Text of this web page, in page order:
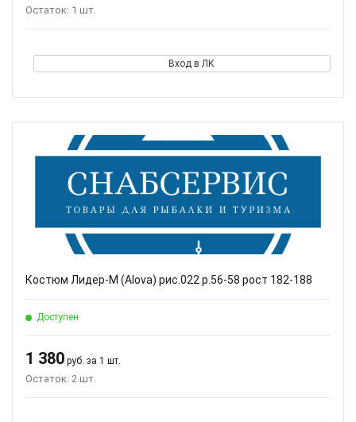
Остаток: 1 шт.
Вход в ЛК
Костюм Лидер-М (Alova) рис.022 р.56-58 рост 182-188
Доступен
1 380 руб. за 1 шт.
Остаток: 2 шт.